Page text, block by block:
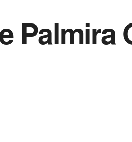
Palmira